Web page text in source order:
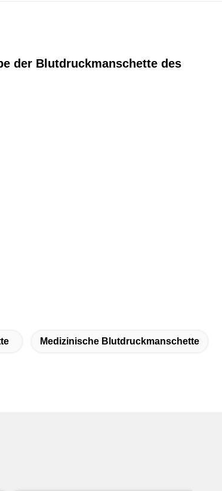
der Blutdruckmanschette des
Medizinische Blutdruckmanschette